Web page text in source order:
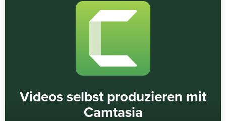
Videos selbst produzieren mit
Camtasia